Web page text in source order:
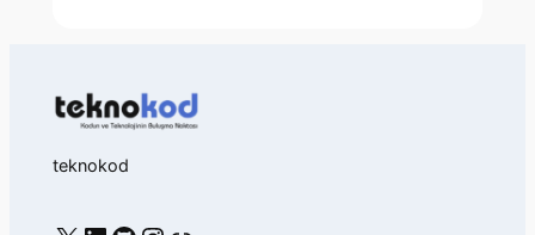
teknokod